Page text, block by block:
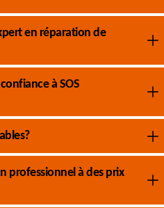
en réparation de
à SOS
professionnel à des prix